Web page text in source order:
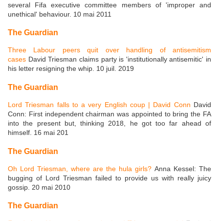
several Fifa executive committee members of 'improper and
unethical' behaviour. 10 mai 2011
The Guardian
Three Labour peers quit over handling of antisemitism
cases David Triesman claims party is 'institutionally antisemitic' in
his letter resigning the whip. 10 juil. 2019
The Guardian
Lord Triesman falls to a very English coup | David Conn David
Conn: First independent chairman was appointed to bring the FA
into the present but, thinking 2018, he got too far ahead of
himself. 16 mai 201
The Guardian
Oh Lord Triesman, where are the hula girls? Anna Kessel: The
bugging of Lord Triesman failed to provide us with really juicy
gossip. 20 mai 2010
The Guardian